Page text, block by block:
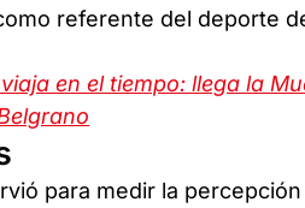
referente del deporte
en el tiempo: llega la
para medir la